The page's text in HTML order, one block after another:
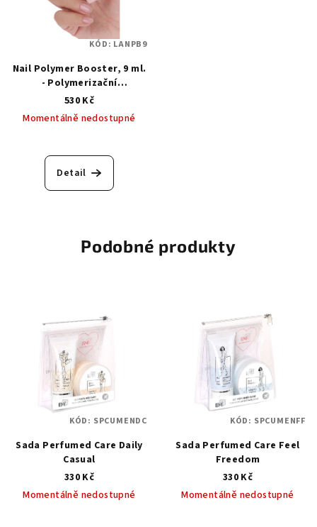
Nail Polymer Booster, 9 ml.
- Polymerizační
regenerační báze pro
rekonstrukci přírodního
nehtu
530 Kč
Momentálně nedostupné
hodnocení
produktu
hvězdiček.
Detail
KÓD: LANPB9
Podobné produkty
Sada Perfumed Care Daily
Casual
330 Kč
Momentálně nedostupné
KÓD: SPCUMENDC
Sada Perfumed Care Feel
Freedom
330 Kč
Momentálně nedostupné
KÓD: SPCUMENFF